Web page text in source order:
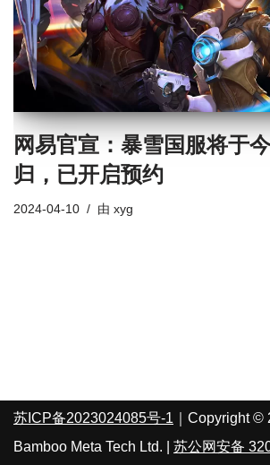
网易官宣：暴雪国服将于
归，已开启预约
2024-04-10 由 xyg
苏ICP备2023024085号-1 ｜Copyright
Bamboo Meta Tech Ltd. | 苏公网安备